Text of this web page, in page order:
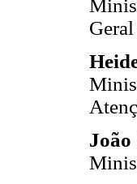
João